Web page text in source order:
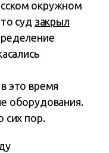
окружном
суд закрыл
это время
оборудования.
сих пор.